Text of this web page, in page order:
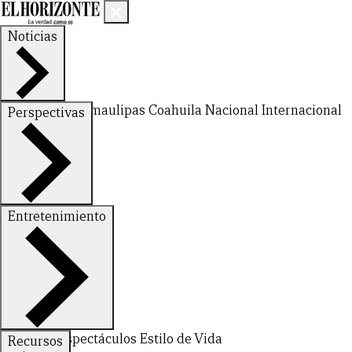
Noticias
Nuevo LeónTamaulipas Coahuila NacionalInternacional
Perspectivas
FinanzasOpinión
Entretenimiento
DeportesEspectáculos Estilo de Vida
Recursos
CERRAR